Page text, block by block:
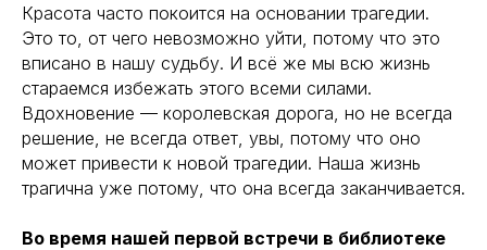
Красота часто покоится на основании трагедии.
Это то, от чего невозможно уйти, потому что это
вписано в нашу судьбу. И всё же мы всю жизнь
стараемся избежать этого всеми силами.
Вдохновение — королевская дорога, но не всегда
решение, не всегда ответ, увы, потому что оно
может привести к новой трагедии. Наша жизнь
трагична уже потому, что она всегда заканчивается.
Во время нашей первой встречи в библиотеке